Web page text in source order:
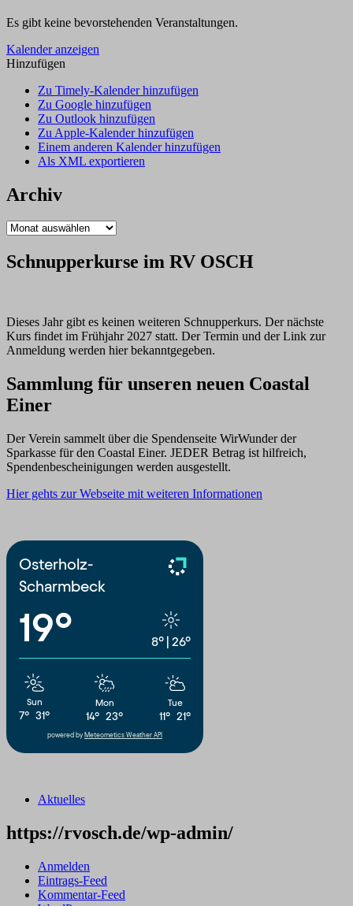
Es gibt keine bevorstehenden Veranstaltungen.
Kalender anzeigen
Hinzufügen
Zu Timely-Kalender hinzufügen
Zu Google hinzufügen
Zu Outlook hinzufügen
Zu Apple-Kalender hinzufügen
Einem anderen Kalender hinzufügen
Als XML exportieren
Archiv
Archiv
Schnupperkurse im RV OSCH
Dieses Jahr gibt es keinen weiteren Schnupperkurs. Der nächste
Kurs findet im Frühjahr 2027 statt. Der Termin und der Link zur
Anmeldung werden hier bekanntgegeben.
Sammlung für unseren neuen Coastal
Einer
Der Verein sammelt über die Spendenseite WirWunder der
Sparkasse für den Coastal Einer. JEDER Betrag ist hilfreich,
Spendenbescheinigungen werden ausgestellt.
Hier gehts zur Webseite mit weiteren Informationen
Osterholz-
Scharmbeck
19° 8° 26°
Sun
7° 31°
Mon
14° 23°
Tue
11° 21°
powered by Meteometics Weather API
Aktuelles
https://rvosch.de/wp-admin/
Anmelden
Eintrags-Feed
Kommentar-Feed